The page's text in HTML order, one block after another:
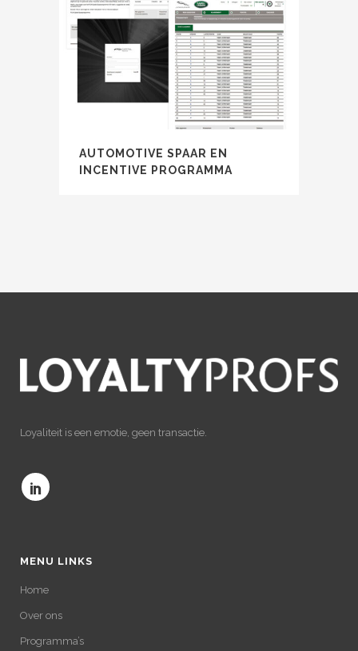
AUTOMOTIVE SPAAR EN
INCENTIVE PROGRAMMA
Loyaliteit is een emotie, geen transactie.
MENU LINKS
Home
Over ons
Programma’s